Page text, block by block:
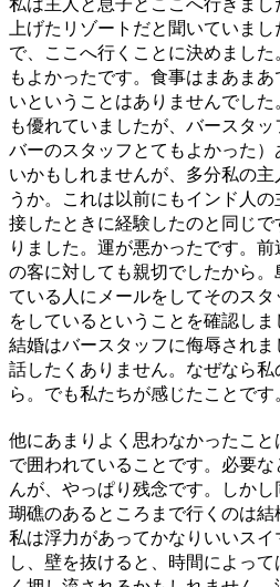
上げたリゾートだと聞いていま
で、ここへ行くことに決めまし
もよかったです。食事はまあま
いということはありませんでし
も優れていましたが、バースタ
バーのスタッフとてもよかった
いかもしれませんが、多分私の
うか。これは以前にもインド人
接したときに経験したのと同じ
りました。運が悪かったです。
の客に対しても親切でしたから
ている人にメールをしてそのス
をしているということを確認し
結婚はバースタッフに侮辱され
話したくありません。なぜなら
ら。でも私たちが感じたことです
他にあまりよく思わなかったこ
で囲われていることです。必要
んが、やっぱり残念です。しか
瑚礁のあるところまで行くのは結
私は浮力があってかなりいいス
し、壁を抜けると、時間によっ